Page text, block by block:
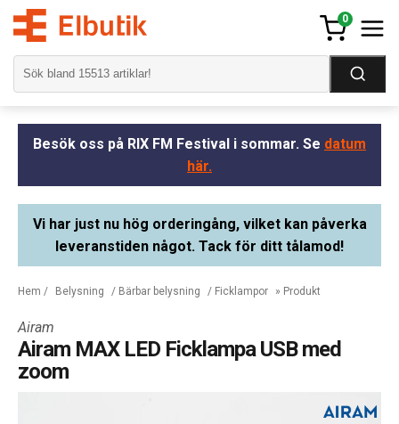
0
Besök oss på RIX FM Festival i sommar. Se datum
här.
Vi har just nu hög orderingång, vilket kan påverka
leveranstiden något. Tack för ditt tålamod!
Hem / Belysning / Bärbar belysning / Ficklampor » Produkt
Airam
Airam MAX LED Ficklampa USB med
zoom